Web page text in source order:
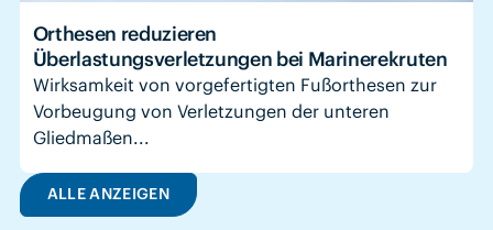
Orthesen reduzieren
Überlastungsverletzungen bei Marinerekruten
Wirksamkeit von vorgefertigten Fußorthesen zur
Vorbeugung von Verletzungen der unteren
Gliedmaßen...
ALLE ANZEIGEN